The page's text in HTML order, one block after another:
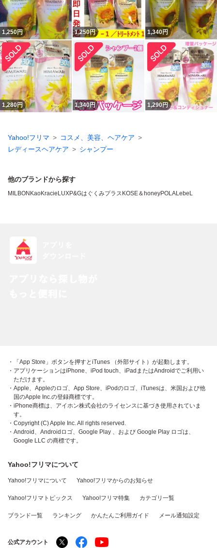
1,250円 1,250円 1,340円
1,280円 1,340円 1,290円
Yahoo!フリマ
コスメ、美容、ヘアケア
レディースヘアケア
シャンプー
他のブランドから探す
MILBON KaoKracie LUXP&Gはぐくみプラス KOSE＆honeyPOLALebeL
・「App Store」ボタンを押すとiTunes （外部サイト）が起動します。
・アプリケーションはiPhone、iPod touch、iPadまたはAndroidでご利用い
ただけます。
・Apple、Appleのロゴ、App Store、iPodのロゴ、iTunesは、米国および他
国のApple Inc.の登録商標です。
・iPhone商標は、アイホン株式会社のライセンスに基づき使用されていま
す。
・Copyright (C) Apple Inc. All rights reserved.
・Android、Androidロゴ、Google Play 、および Google Play ロゴは、
Google LLC の商標です。
Yahoo!フリマについて
Yahoo!フリマについて Yahoo!フリマからのお知らせ
Yahoo!フリマトピックス Yahoo!フリマ特集 カテゴリ一覧
ブランド一覧 ランキング かんたんご利用ガイド メール通知設定
公式アカウント